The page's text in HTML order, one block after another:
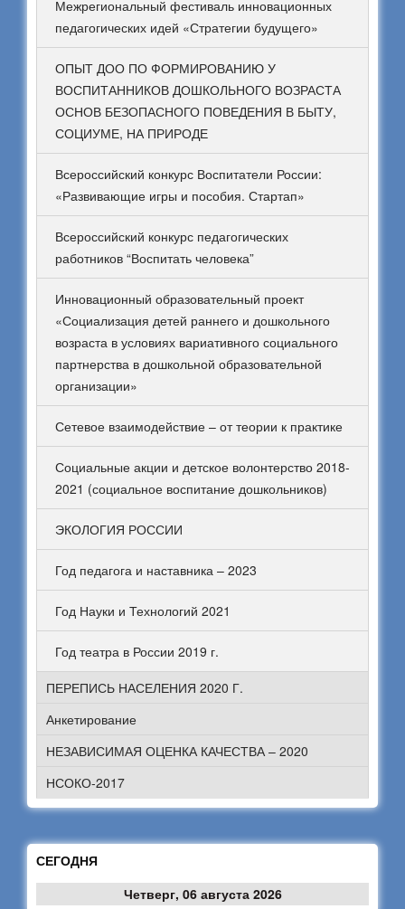
Межрегиональный фестиваль инновационных
педагогических идей «Стратегии будущего»
ОПЫТ ДОО ПО ФОРМИРОВАНИЮ У
ВОСПИТАННИКОВ ДОШКОЛЬНОГО ВОЗРАСТА
ОСНОВ БЕЗОПАСНОГО ПОВЕДЕНИЯ В БЫТУ,
СОЦИУМЕ, НА ПРИРОДЕ
Всероссийский конкурс Воспитатели России:
«Развивающие игры и пособия. Стартап»
Всероссийский конкурс педагогических
работников “Воспитать человека”
Инновационный образовательный проект
«Социализация детей раннего и дошкольного
возраста в условиях вариативного социального
партнерства в дошкольной образовательной
организации»
Сетевое взаимодействие – от теории к практике
Социальные акции и детское волонтерство 2018-
2021 (социальное воспитание дошкольников)
ЭКОЛОГИЯ РОССИИ
Год педагога и наставника – 2023
Год Науки и Технологий 2021
Год театра в России 2019 г.
ПЕРЕПИСЬ НАСЕЛЕНИЯ 2020 Г.
Анкетирование
НЕЗАВИСИМАЯ ОЦЕНКА КАЧЕСТВА – 2020
НСОКО-2017
СЕГОДНЯ
Четверг, 06 августа 2026